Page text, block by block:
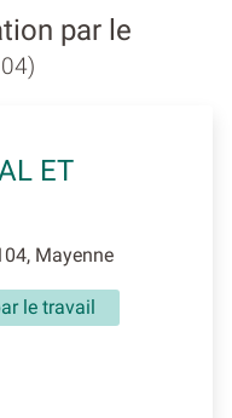
par le
ET
Mayenne
le travail